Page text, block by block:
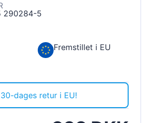
290284-5
Fremstillet i EU
dages retur i EU!